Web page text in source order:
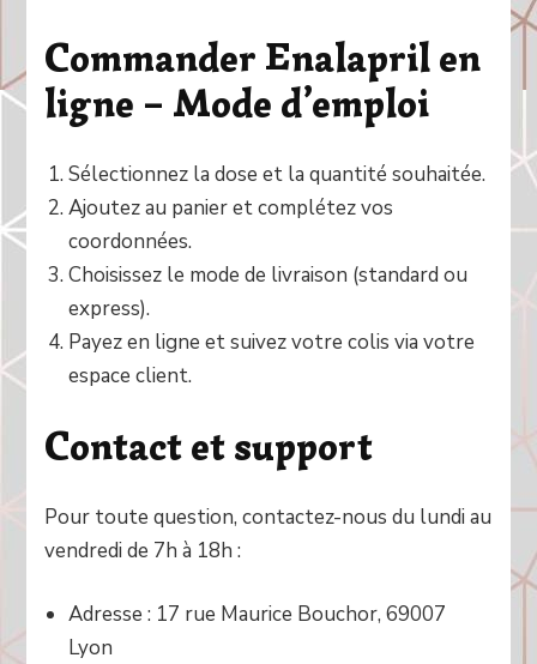
Commander Enalapril en
ligne – Mode d’emploi
Sélectionnez la dose et la quantité souhaitée.
Ajoutez au panier et complétez vos
coordonnées.
Choisissez le mode de livraison (standard ou
express).
Payez en ligne et suivez votre colis via votre
espace client.
Contact et support
Pour toute question, contactez-nous du lundi au
vendredi de 7h à 18h :
Adresse : 17 rue Maurice Bouchor, 69007
Lyon